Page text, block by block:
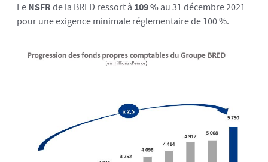
Le NSFRde la BRED ressort à 109 % au 31 décembre 2021
pour une exigence minimale réglementaire de 100 %.